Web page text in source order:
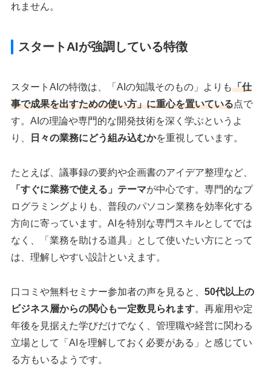
れません。
スタートAIが強調している特徴
スタートAIの特徴は、「AIの知識そのもの」よりも「仕
事で成果を出すための使い方」に重心を置いている点で
す。AIの理論や専門的な開発技術を深く学ぶというよ
り、
日々の業務にどう組み込むかを重視しています。
たとえば、議事録の要約や企画書のアイデア整理など、
「すぐに業務で使える」テーマが中心です。専門的なプ
ログラミングよりも、普段のパソコン業務を効率化する
方向に寄っています。AIを特別な専門スキルとしてでは
なく、「業務を助ける道具」として使いたい方にとって
は、理解しやすい設計といえます。
口コミや無料セミナー参加者の声を見ると、50代以上の
ビジネス層からの関心も一定数見られます。再雇用や定
年後を見据えた学びだけでなく、管理職や経営に関わる
立場として「AIを理解しておく必要がある」と感じてい
る方もいるようです。